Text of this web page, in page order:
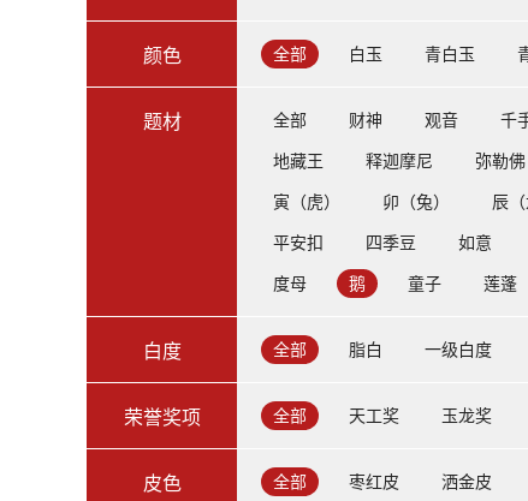
颜色 全部 白玉 青白玉
题材 全部 财神 观音 千
地藏王 释迦摩尼 弥勒佛
寅（虎） 卯（兔） 辰（
平安扣 四季豆 如意
度母 鹅 童子 莲蓬
白度 全部 脂白 一级白度
荣誉奖项 全部 天工奖 玉龙奖
皮色 全部 枣红皮 洒金皮